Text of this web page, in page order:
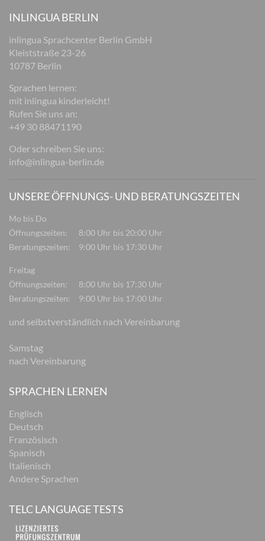
INLINGUA BERLIN
inlingua Sprachcenter Berlin GmbH
Kleiststraße 23-26
10787 Berlin
Sprachen lernen:
mit inlingua kinderleicht!
Rufen Sie uns an:
+49 30 88471190
Oder schreiben Sie uns:
info@inlingua-berlin.de
UNSERE ÖFFNUNGS- UND BERATUNGSZEITEN
Mo bis Do
Öffnungszeiten:
8:00 Uhr bis 20:00 Uhr
Beratungszeiten:
9:00 Uhr bis 17:30 Uhr
Freitag
Öffnungszeiten:
8:00 Uhr bis 17:30 Uhr
Beratungszeiten:
9:00 Uhr bis 17:00 Uhr
und selbstverständlich nach Vereinbarung
Samstag
nach Vereinbarung
SPRACHEN LERNEN
Englisch
Deutsch
Französisch
Spanisch
Italienisch
Andere Sprachen
TELC LANGUAGE TESTS